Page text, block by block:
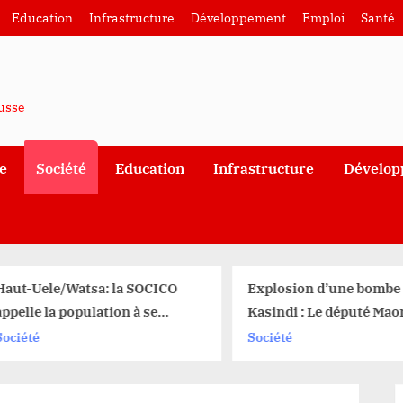
Education Infrastructure Développement Emploi Santé
Société Education Infrastructure
Uele/Watsa: la SOCICO
la population à se
pour réserver un
Explosion d’une bombe
Kasindi : Le député
Katsongo appelle à une
Société